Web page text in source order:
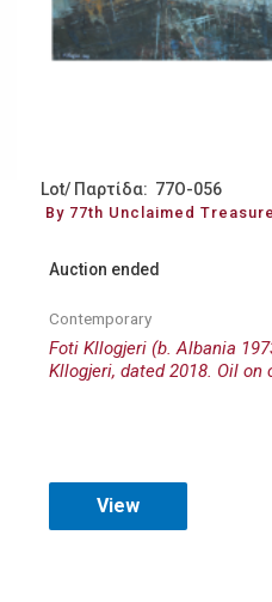
Lot/ Παρτίδα: 77O-056
By 77th Unclaimed
Auction ended
Contemporary
Foti Kllogjeri (b. Albania
Kllogjeri, dated 2018. Oil on
View